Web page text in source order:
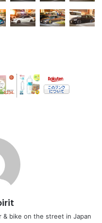
& bike on the street in Japan